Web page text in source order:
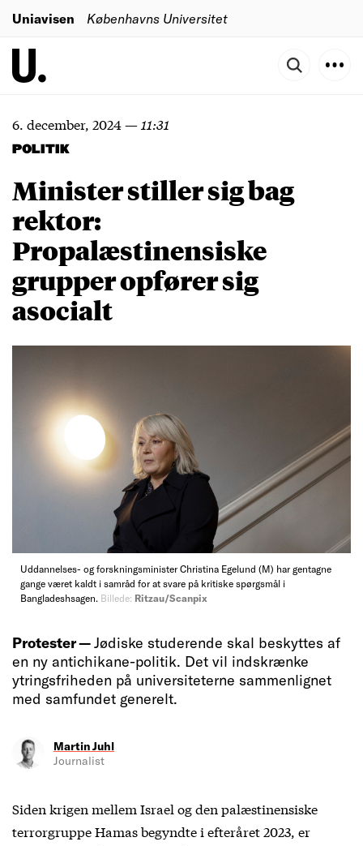
Uniavisen Københavns Universitet
6. december, 2024— 11:31
POLITIK
Minister stiller sig bag
rektor:
Propalæstinensiske
grupper opfører sig
asocialt
Uddannelses- og forskningsminister Christina Egelund (M) har gentagne
gange været kaldt i samråd for at svare på kritiske spørgsmål i
Bangladeshsagen. Billede: Ritzau/Scanpix
Protester —Jødiske studerende skal beskyttes af
en ny antichikane-politik. Det vil indskrænke
ytringsfriheden på universiteterne sammenlignet
med samfundet generelt.
Martin Juhl
Journalist
Siden krigen mellem Israel og den palæstinensiske
terrorgruppe Hamas begyndte i efteråret 2023, er